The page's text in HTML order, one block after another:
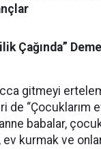
Çağında”
gitmeyi
“Çocuklarım
babalar,
kurmak ve